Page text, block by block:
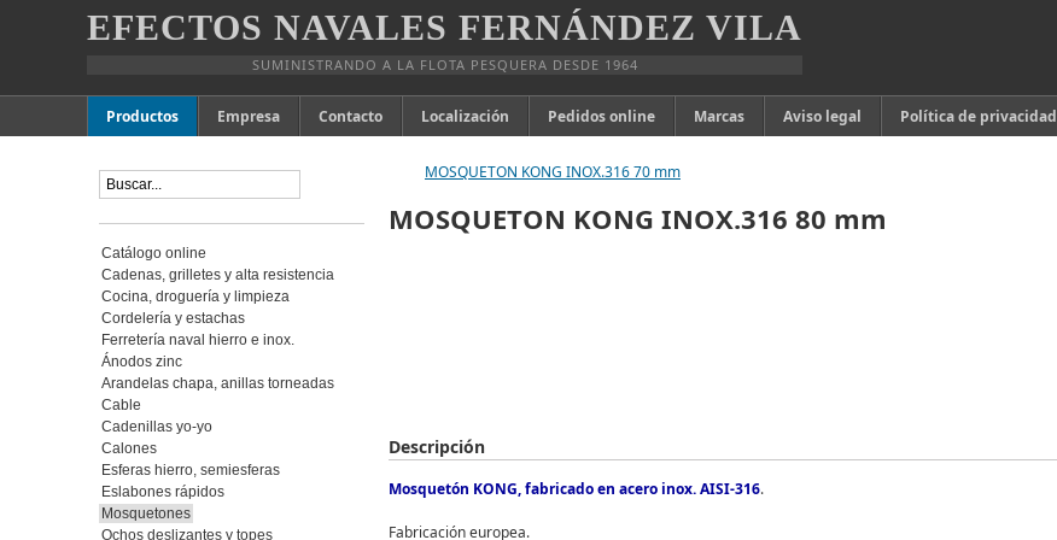
EFECTOS NAVALES FERNÁNDEZ VILA
SUMINISTRANDO A LA FLOTA PESQUERA DESDE 1964
Productos Empresa Contacto Localización Pedidos online Marcas Aviso legal Política de privacidad
MOSQUETON KONG INOX.316 70 mm
MOSQUETON KONG INOX.316 80 mm
Descripción
Mosquetón KONG, fabricado en acero inox. AISI-316.
Fabricación europea.
Catálogo online
Cadenas, grilletes y alta resistencia
Cocina, droguería y limpieza
Cordelería y estachas
Ferretería naval hierro e inox.
Ánodos zinc
Arandelas chapa, anillas torneadas
Cable
Cadenillas yo-yo
Calones
Esferas hierro, semiesferas
Eslabones rápidos
Mosquetones
Ochos deslizantes y topes